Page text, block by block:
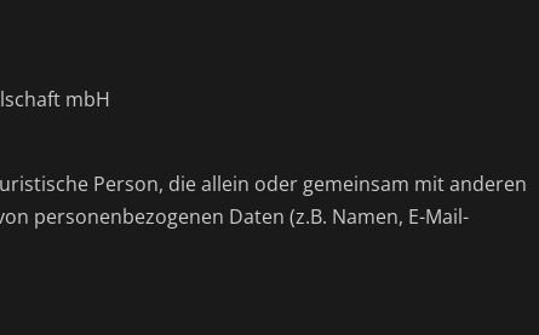
mbH
Person, die allein oder gemeinsam mit anderen
personenbezogenen Daten (z.B. Namen, E-Mail-